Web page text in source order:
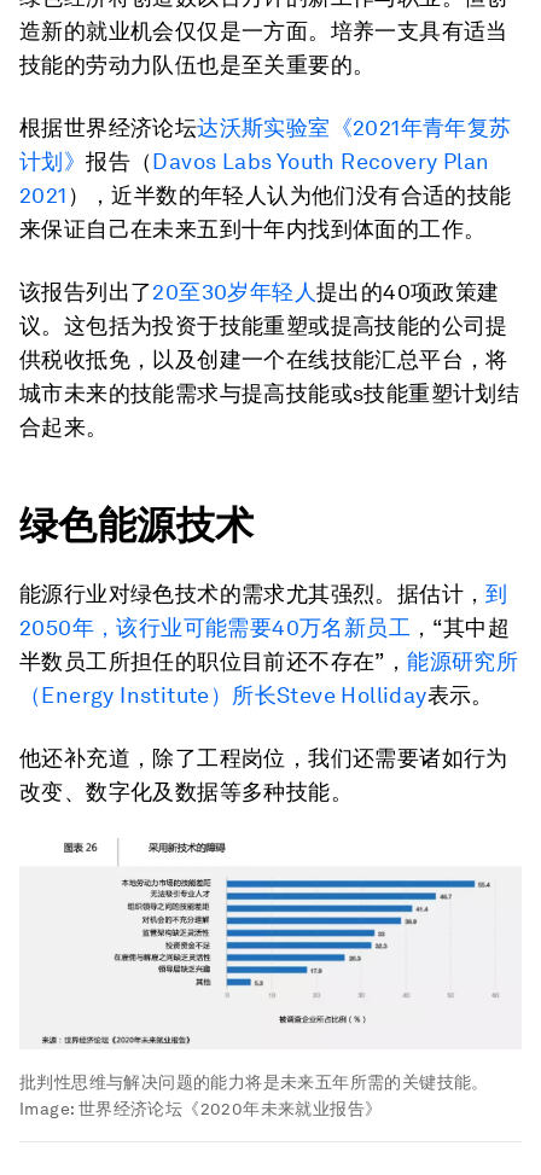
造新的就业机会仅仅是一方面。培养一支具有适当
技能的劳动力队伍也是至关重要的。
根据世界经济论坛达沃斯实验室《2021年青年复苏
计划》报告（Davos Labs Youth Recovery Plan
2021 ），近半数的年轻人认为他们没有合适的技能
来保证自己在未来五到十年内找到体面的工作。
该报告列出了20至30岁年轻人提出的40项政策建
议。这包括为投资于技能重塑或提高技能的公司提
供税收抵免，以及创建一个在线技能汇总平台，将
城市未来的技能需求与提高技能或s技能重塑计划结
合起来。
绿色能源技术
能源行业对绿色技术的需求尤其强烈。据估计，到
2050年，该行业可能需要40万名新员工 ，“其中超
半数员工所担任的职位目前还不存在”，能源研究所
（Energy Institute）所长Steve Holliday表示。
他还补充道，除了工程岗位，我们还需要诸如行为
改变、数字化及数据等多种技能。
批判性思维与解决问题的能力将是未来五年所需的关键技能。
Image: 世界经济论坛《2020年未来就业报告》